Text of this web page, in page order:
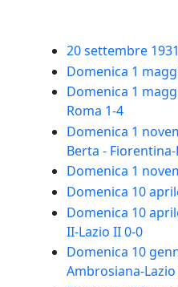
20 settembre
Domenica 1
Domenica 1
Roma 1-4
Domenica 1
Berta - Fiorentina-
Domenica 1
Domenica 10
Domenica 10
II-Lazio II 0-0
Domenica 10
Ambrosiana-Lazio